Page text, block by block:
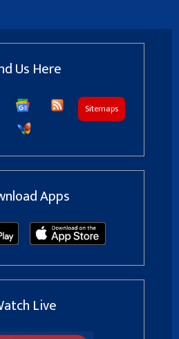
Us Here
Sitemaps
Apps
Live